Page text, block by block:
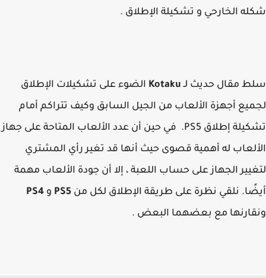
الخارحي و تشكيلة الإطلاق .
مقال حديث لـKotakuالضوء على تشكيلات الإطلاق
أجهزة الألعاب من الجيل السابق وكيف تتراكم أمام
تشكيلة إطلاق PS5. في حين أن عدد الألعاب المتاحة على جهاز
له أهمية قصوى حيث أنها قد تغير رأي المشتري
الجهاز على حساب اللعبة ، إلا أن جودة الألعاب مهمة
نلقي نظرة على طريقة الإطلاق لكل منPS5و PS4
مع بعضهما البعض .